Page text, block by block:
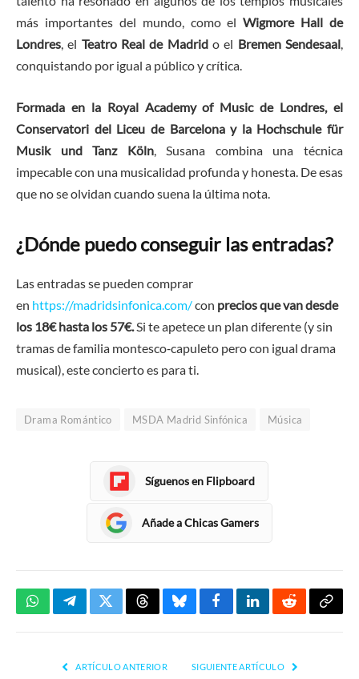
más importantes del mundo, como elWigmore Hall de
Londres, el Teatro Real de Madrido el Bremen Sendesaal,
conquistando por igual a público y crítica.
Formada en la Royal Academy of Music de Londres, el
Conservatori del Liceu de Barcelona y la Hochschule für
Musik und Tanz Köln, Susana combina una técnica
impecable con una musicalidad profunda y honesta. De esas
que no se olvidan cuando suena la última nota.
¿Dónde puedo conseguir las entradas?
Las entradas se pueden comprar
en https://madridsinfonica.com/con precios que van desde
los 18€ hasta los 57€.Si te apetece un plan diferente (y sin
tramas de familia montesco‑capuleto pero con igual drama
musical), este concierto es para ti.
Drama Romántico MSDA Madrid Sinfónica Música
Síguenos en Flipboard
Añade a Chicas Gamers
WhatsAppTelegramTwitterThreadsBlueskyFacebookLinkedInReddit
ARTÍCULO ANTERIOR SIGUIENTE ARTÍCULO